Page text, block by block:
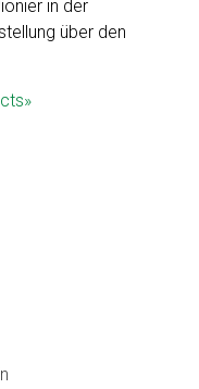
in der
über den